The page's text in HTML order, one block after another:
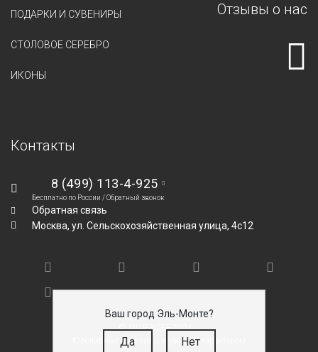
Ваш город Эль-Монте?
Да Нет
ПОДАРКИ И СУВЕНИРЫ
СТОЛОВОЕ СЕРЕБРО
ИКОНЫ
Отзывы о нас
Контакты
8 (499) 113-4-925
Бесплатно по России /Обратный звонок
Обратная связь
Москва, ул. Сельскохозяйственная улица, 4с12
© SILVEROFF 2026
Ювелирные изделия с мужским характером